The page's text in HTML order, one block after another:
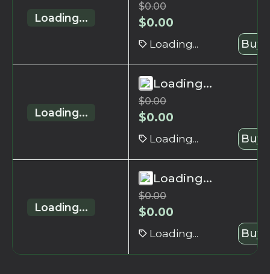
Loading...
$0.00
$0.00
Loading... Buy
Loading...
Loading...
$0.00
$0.00
Loading... Buy
Loading...
Loading...
$0.00
$0.00
Loading... Buy